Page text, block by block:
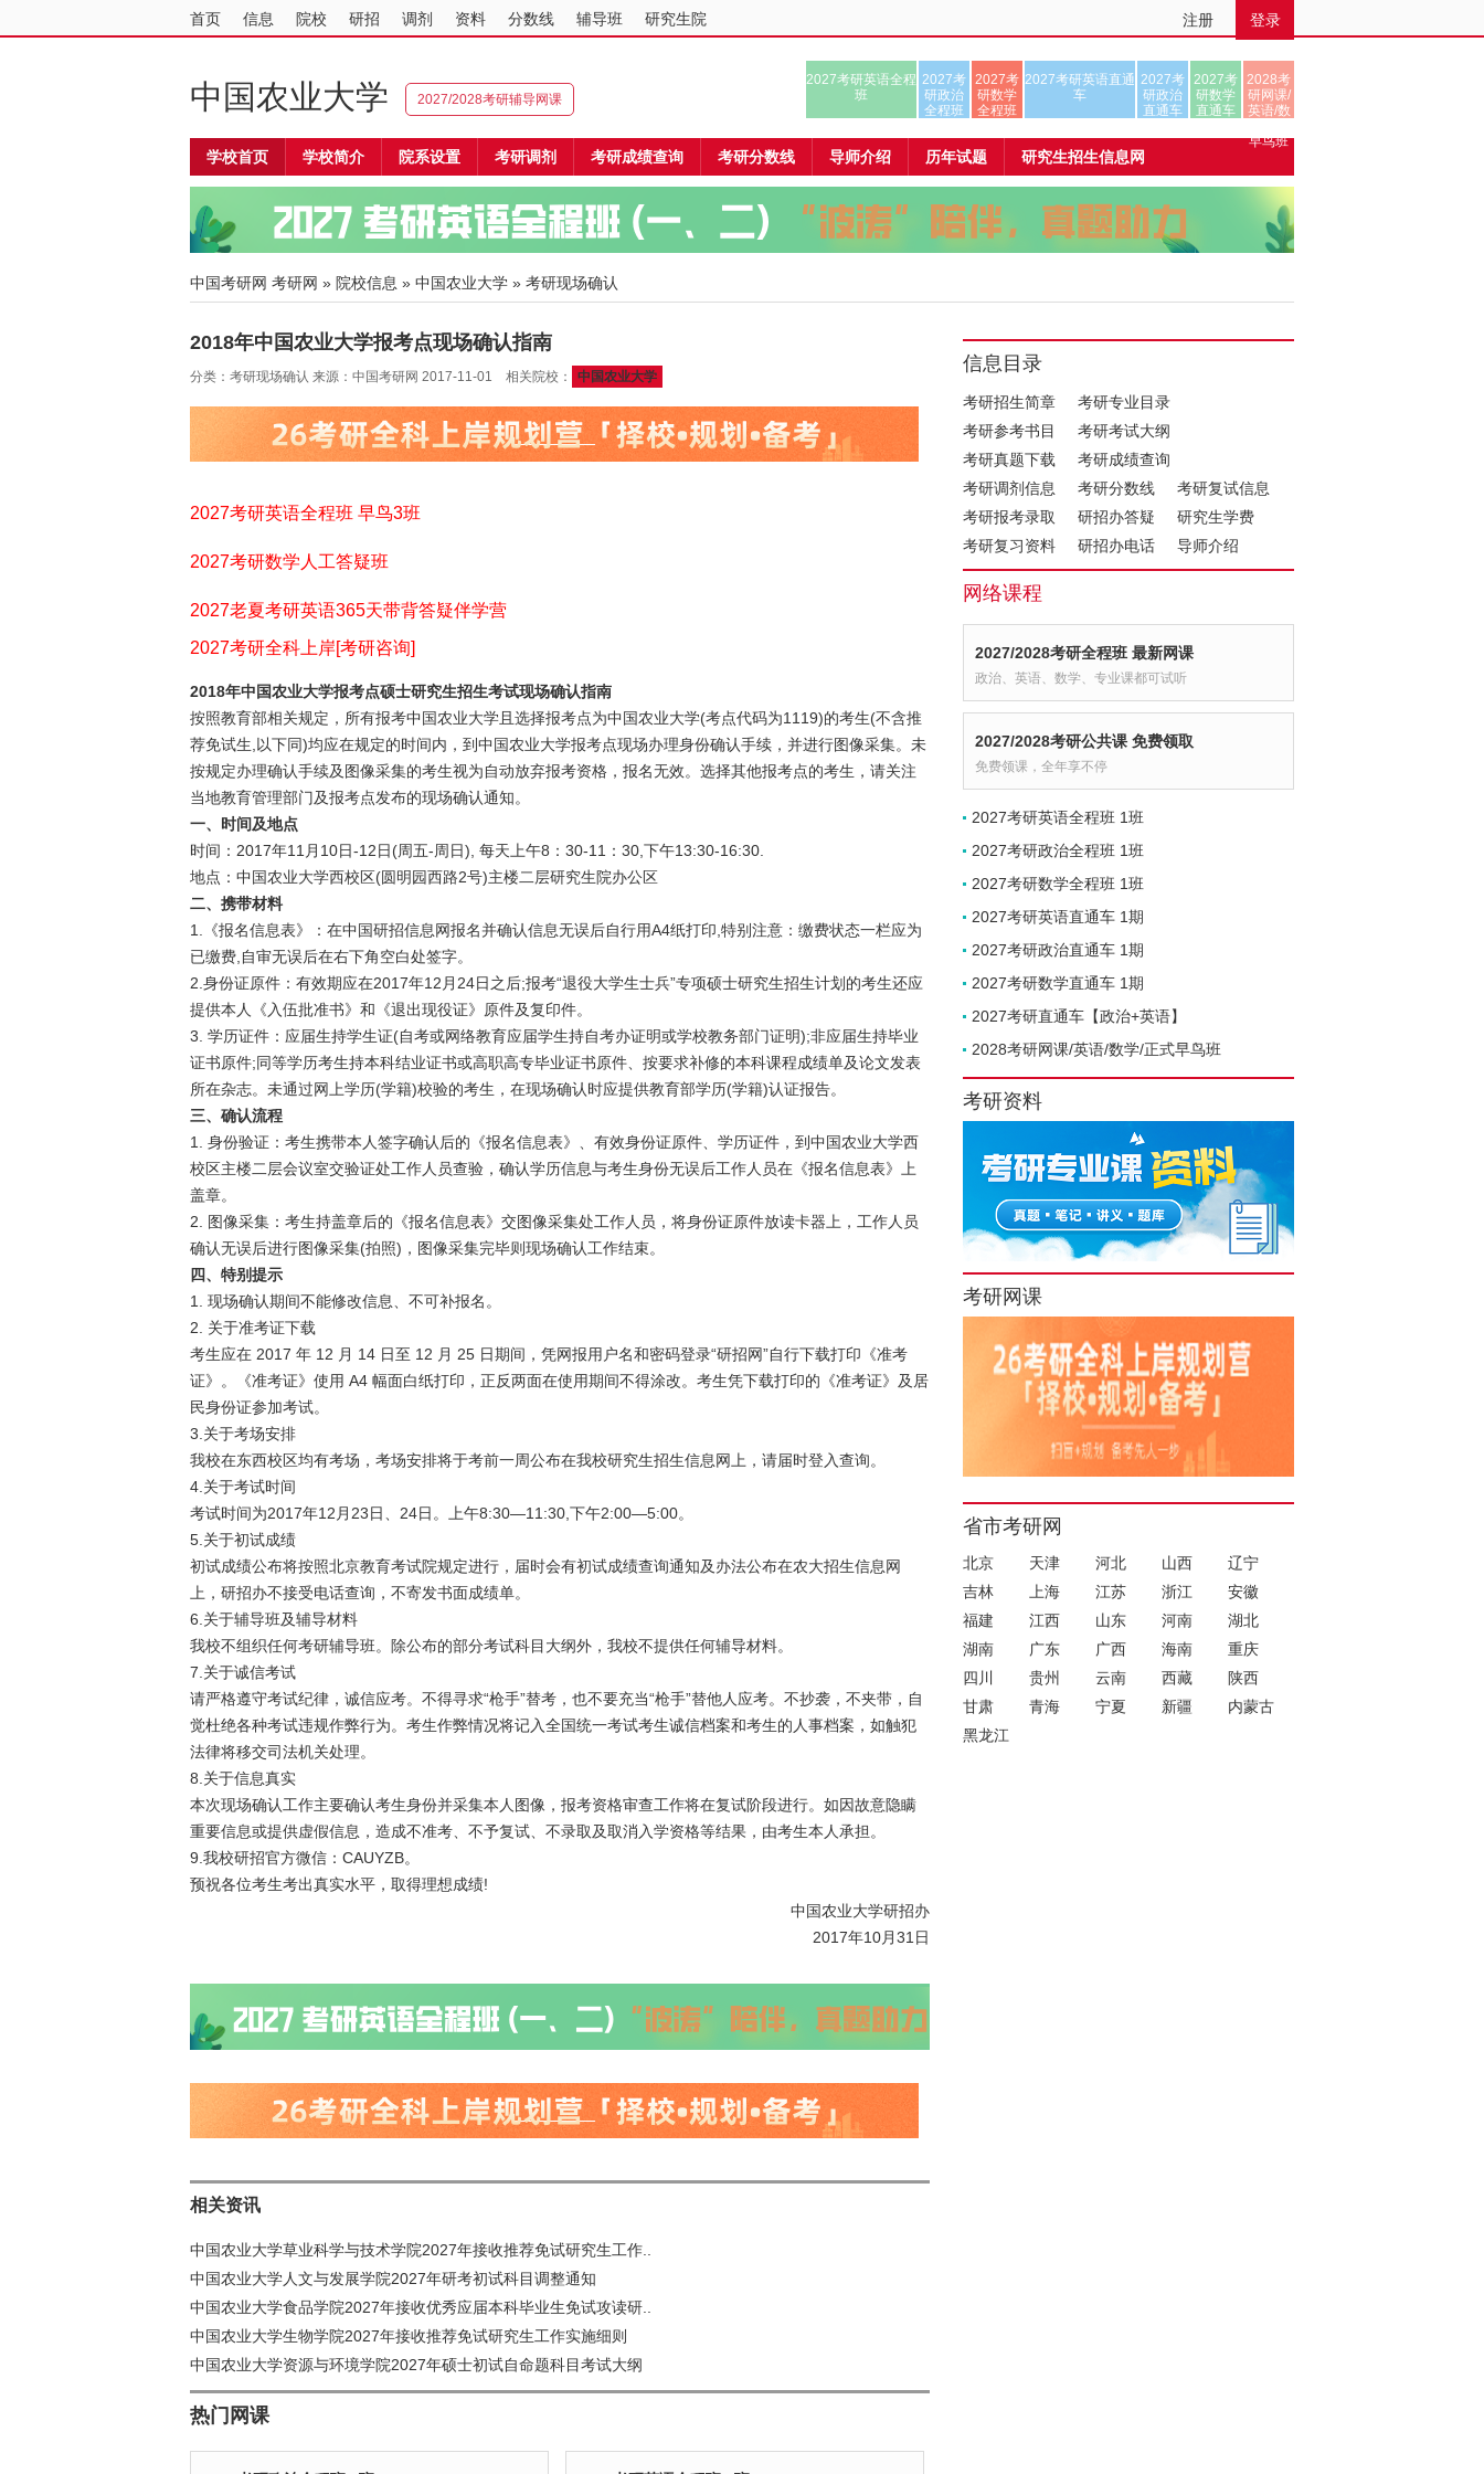
首页 信息 院校 研招 调剂 资料 分数线 辅导班 研究生院 注册 登录
中国农业大学 2027/2028考研辅导网课
2027考研英语全程
班
2027考
研政治
全程班
2027考
研数学
全程班
2027考研英语直通
车
2027考
研政治
直通车
2027考
研数学
直通车
2028考
研网课/
英语/数
早鸟班
学校首页 学校简介 院系设置 考研调剂 考研成绩查询 考研分数线 导师介绍 历年试题 研究生招生信息网
中国考研网 考研网 » 院校信息 » 中国农业大学 » 考研现场确认
2018年中国农业大学报考点现场确认指南
分类：考研现场确认 来源：中国考研网 2017-11-01 相关院校： 中国农业大学
2027考研英语全程班 早鸟3班
2027考研数学人工答疑班
2027老夏考研英语365天带背答疑伴学营
2027考研全科上岸[考研咨询]
2018年中国农业大学报考点硕士研究生招生考试现场确认指南
按照教育部相关规定，所有报考中国农业大学且选择报考点为中国农业大学(考点代码为1119)的考生(不含推
荐免试生,以下同)均应在规定的时间内，到中国农业大学报考点现场办理身份确认手续，并进行图像采集。未
按规定办理确认手续及图像采集的考生视为自动放弃报考资格，报名无效。选择其他报考点的考生，请关注
当地教育管理部门及报考点发布的现场确认通知。
一、时间及地点
时间：2017年11月10日-12日(周五-周日), 每天上午8：30-11：30,下午13:30-16:30.
地点：中国农业大学西校区(圆明园西路2号)主楼二层研究生院办公区
二、携带材料
1.《报名信息表》：在中国研招信息网报名并确认信息无误后自行用A4纸打印,特别注意：缴费状态一栏应为
已缴费,自审无误后在右下角空白处签字。
2.身份证原件：有效期应在2017年12月24日之后;报考“退役大学生士兵”专项硕士研究生招生计划的考生还应
提供本人《入伍批准书》和《退出现役证》原件及复印件。
3. 学历证件：应届生持学生证(自考或网络教育应届学生持自考办证明或学校教务部门证明);非应届生持毕业
证书原件;同等学历考生持本科结业证书或高职高专毕业证书原件、按要求补修的本科课程成绩单及论文发表
所在杂志。未通过网上学历(学籍)校验的考生，在现场确认时应提供教育部学历(学籍)认证报告。
三、确认流程
1. 身份验证：考生携带本人签字确认后的《报名信息表》、有效身份证原件、学历证件，到中国农业大学西
校区主楼二层会议室交验证处工作人员查验，确认学历信息与考生身份无误后工作人员在《报名信息表》上
盖章。
2. 图像采集：考生持盖章后的《报名信息表》交图像采集处工作人员，将身份证原件放读卡器上，工作人员
确认无误后进行图像采集(拍照)，图像采集完毕则现场确认工作结束。
四、特别提示
1. 现场确认期间不能修改信息、不可补报名。
2. 关于准考证下载
考生应在 2017 年 12 月 14 日至 12 月 25 日期间，凭网报用户名和密码登录“研招网”自行下载打印《准考
证》。《准考证》使用 A4 幅面白纸打印，正反两面在使用期间不得涂改。考生凭下载打印的《准考证》及居
民身份证参加考试。
3.关于考场安排
我校在东西校区均有考场，考场安排将于考前一周公布在我校研究生招生信息网上，请届时登入查询。
4.关于考试时间
考试时间为2017年12月23日、24日。上午8:30—11:30,下午2:00—5:00。
5.关于初试成绩
初试成绩公布将按照北京教育考试院规定进行，届时会有初试成绩查询通知及办法公布在农大招生信息网
上，研招办不接受电话查询，不寄发书面成绩单。
6.关于辅导班及辅导材料
我校不组织任何考研辅导班。除公布的部分考试科目大纲外，我校不提供任何辅导材料。
7.关于诚信考试
请严格遵守考试纪律，诚信应考。不得寻求“枪手”替考，也不要充当“枪手”替他人应考。不抄袭，不夹带，自
觉杜绝各种考试违规作弊行为。考生作弊情况将记入全国统一考试考生诚信档案和考生的人事档案，如触犯
法律将移交司法机关处理。
8.关于信息真实
本次现场确认工作主要确认考生身份并采集本人图像，报考资格审查工作将在复试阶段进行。如因故意隐瞒
重要信息或提供虚假信息，造成不准考、不予复试、不录取及取消入学资格等结果，由考生本人承担。
9.我校研招官方微信：CAUYZB。
预祝各位考生考出真实水平，取得理想成绩!
中国农业大学研招办
2017年10月31日
相关资讯
中国农业大学草业科学与技术学院2027年接收推荐免试研究生工作..
中国农业大学人文与发展学院2027年研考初试科目调整通知
中国农业大学食品学院2027年接收优秀应届本科毕业生免试攻读研..
中国农业大学生物学院2027年接收推荐免试研究生工作实施细则
中国农业大学资源与环境学院2027年硕士初试自命题科目考试大纲
热门网课
信息目录
考研招生简章
考研专业目录
考研参考书目
考研考试大纲
考研真题下载
考研成绩查询
考研调剂信息
考研分数线
考研复试信息
考研报考录取
研招办答疑
研究生学费
考研复习资料
研招办电话 导师介绍
网络课程
2027/2028考研全程班 最新网课
政治、英语、数学、专业课都可试听
2027/2028考研公共课 免费领取
免费领课，全年享不停
2027考研英语全程班 1班
2027考研政治全程班 1班
2027考研数学全程班 1班
2027考研英语直通车 1期
2027考研政治直通车 1期
2027考研数学直通车 1期
2027考研直通车【政治+英语】
2028考研网课/英语/数学/正式早鸟班
考研资料
考研网课
省市考研网
北京 天津 河北 山西
辽宁
吉林
上海 江苏 浙江
安徽
福建
江西 山东 河南
湖北
湖南
广东 广西 海南
重庆
四川
贵州 云南 西藏
陕西
甘肃
青海 宁夏 新疆
内蒙古
黑龙江